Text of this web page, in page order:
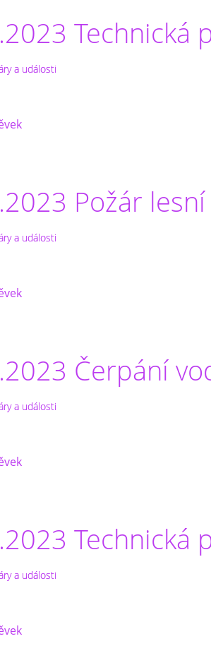
Technická
a události
Požár
a události
Čerpání
a události
Technická
a události